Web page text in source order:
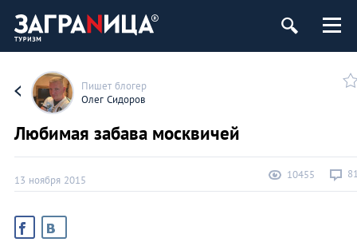
Пишет блогер
Олег Сидоров
Любимая забава москвичей
13 ноября 2015 10455